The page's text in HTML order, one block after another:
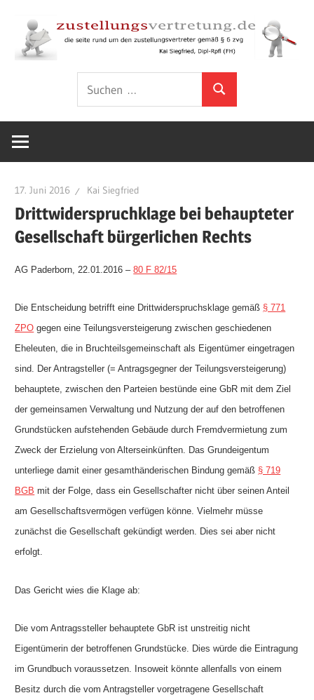
Inhalt
springen
gemäß
6
ZVG
Suchen
17. Juni 2016 Kai Siegfried
Drittwiderspruchklage bei behaupteter
Gesellschaft bürgerlichen Rechts
AG Paderborn, 22.01.2016 –80 F 82/15
Die Entscheidung betrifft eine Drittwiderspruchsklage gemäß § 771
ZPO gegen eine Teilungsversteigerung zwischen geschiedenen
Eheleuten, die in Bruchteilsgemeinschaft als Eigentümer eingetragen
sind. Der Antragsteller (= Antragsgegner der Teilungsversteigerung)
behauptete, zwischen den Parteien bestünde eine GbR mit dem Ziel
der gemeinsamen Verwaltung und Nutzung der auf den betroffenen
Grundstücken aufstehenden Gebäude durch Fremdvermietung zum
Zweck der Erzielung von Alterseinkünften. Das Grundeigentum
unterliege damit einer gesamthänderischen Bindung gemäß § 719
BGB mit der Folge, dass ein Gesellschafter nicht über seinen Anteil
am Gesellschaftsvermögen verfügen könne. Vielmehr müsse
zunächst die Gesellschaft gekündigt werden. Dies sei aber nicht
erfolgt.
Das Gericht wies die Klage ab:
Die vom Antragssteller behauptete GbR ist unstreitig nicht
Eigentümerin der betroffenen Grundstücke. Dies würde die Eintragung
im Grundbuch voraussetzen. Insoweit könnte allenfalls von einem
Besitz durch die vom Antragsteller vorgetragene Gesellschaft